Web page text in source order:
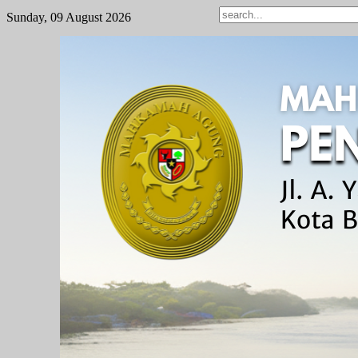
Sunday, 09 August 2026